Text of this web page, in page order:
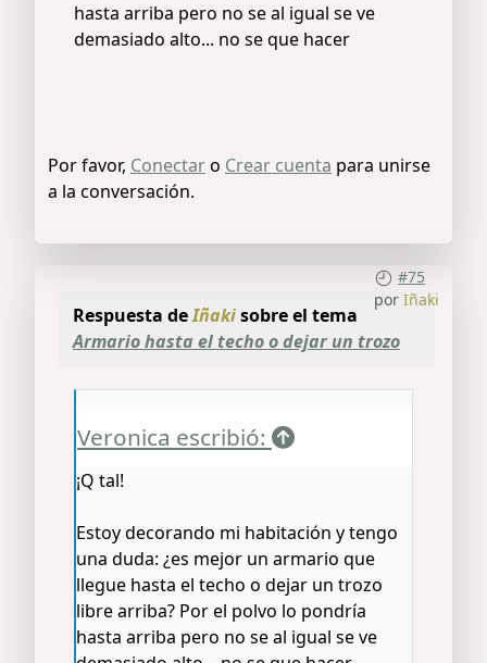
hasta arriba pero no se al igual se ve
demasiado alto... no se que hacer
Por favor, Conectaro Crear cuenta para unirse
a la conversación.
#75
por Iñaki
Respuesta deIñakisobre el tema
Armario hasta el techo o dejar un trozo
Veronica escribió:
¡Q tal!
Estoy decorando mi habitación y tengo
una duda: ¿es mejor un armario que
llegue hasta el techo o dejar un trozo
libre arriba? Por el polvo lo pondría
hasta arriba pero no se al igual se ve